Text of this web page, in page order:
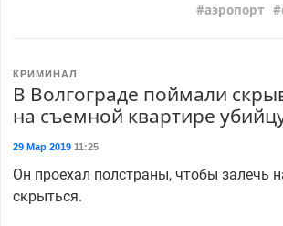
аэропорт
КРИМИНАЛ
В Волгограде поймали
на съемной квартире
29 Мар 201911:25
Он проехал полстраны, чтобы залечь
скрыться.